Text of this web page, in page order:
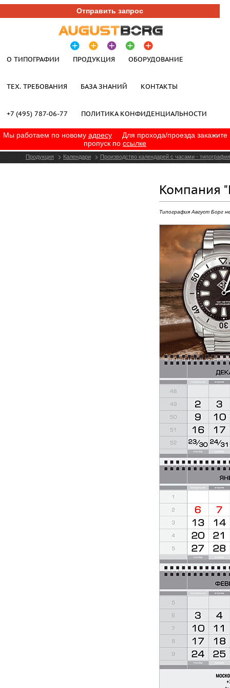
Отправить запрос
О ТИПОГРАФИИ ПРОДУКЦИЯ ОБОРУДОВАНИЕ
ТЕХ. ТРЕБОВАНИЯ БАЗА ЗНАНИЙ КОНТАКТЫ
+7 (495) 787-06-77 ПОЛИТИКА КОНФИДЕНЦИАЛЬНОСТИ
Мы работаем по новому адресу
Для прохода/проезда закажите
пропуск по ссылке
Продукция Календари Производство календарей с часами -
Компания
Типография Август Борг